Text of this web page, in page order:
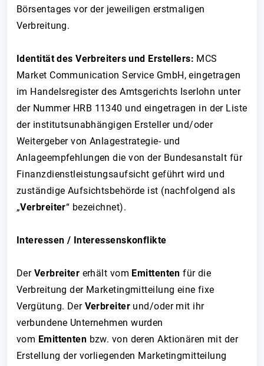
Börsentages vor der jeweiligen erstmaligen
Verbreitung.
Identität des Verbreiters und Erstellers: MCS
Market Communication Service GmbH, eingetragen
im Handelsregister des Amtsgerichts Iserlohn unter
der Nummer HRB 11340 und eingetragen in der Liste
der institutsunabhängigen Ersteller und/oder
Weitergeber von Anlagestrategie- und
Anlageempfehlungen die von der Bundesanstalt für
Finanzdienstleistungsaufsicht geführt wird und
zuständige Aufsichtsbehörde ist (nachfolgend als
„Verbreiter“ bezeichnet).
Interessen / Interessenskonflikte
Der Verbreiter erhält vom Emittenten für die
Verbreitung der Marketingmitteilung eine fixe
Vergütung. Der Verbreiter und/oder mit ihr
verbundene Unternehmen wurden
vom Emittenten bzw. von deren Aktionären mit der
Erstellung der vorliegenden Marketingmitteilung